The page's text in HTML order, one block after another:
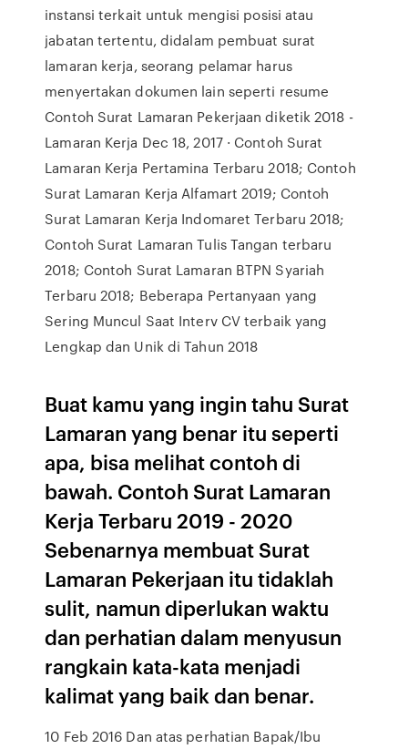
instansi terkait untuk mengisi posisi atau
jabatan tertentu, didalam pembuat surat
lamaran kerja, seorang pelamar harus
menyertakan dokumen lain seperti resume
Contoh Surat Lamaran Pekerjaan diketik 2018 -
Lamaran Kerja Dec 18, 2017 · Contoh Surat
Lamaran Kerja Pertamina Terbaru 2018; Contoh
Surat Lamaran Kerja Alfamart 2019; Contoh
Surat Lamaran Kerja Indomaret Terbaru 2018;
Contoh Surat Lamaran Tulis Tangan terbaru
2018; Contoh Surat Lamaran BTPN Syariah
Terbaru 2018; Beberapa Pertanyaan yang
Sering Muncul Saat Interv CV terbaik yang
Lengkap dan Unik di Tahun 2018
Buat kamu yang ingin tahu Surat
Lamaran yang benar itu seperti
apa, bisa melihat contoh di
bawah. Contoh Surat Lamaran
Kerja Terbaru 2019 - 2020
Sebenarnya membuat Surat
Lamaran Pekerjaan itu tidaklah
sulit, namun diperlukan waktu
dan perhatian dalam menyusun
rangkain kata-kata menjadi
kalimat yang baik dan benar.
10 Feb 2016 Dan atas perhatian Bapak/Ibu